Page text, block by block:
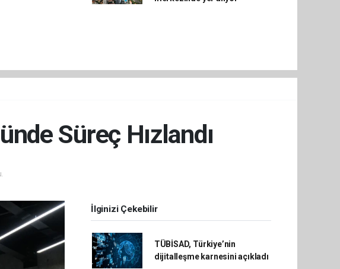
Süreç Hızlandı
İlginizi Çekebilir
TÜBİSAD, Türkiye’nin
dijitalleşme karnesini açıkladı